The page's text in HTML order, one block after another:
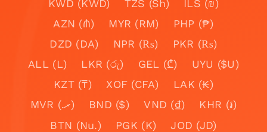
KWD (KWD)
TZS (Sh)
ILS (₪)
AZN (₼)
MYR (RM)
PHP (₱)
DZD (DA)
NPR (₨)
PKR (₨)
ALL (L)
LKR (රු) GEL (₾)
UYU ($U)
KZT (₸)
XOF (CFA)
LAK (₭)
MVR (.ރ)
BND ($) VND (₫)
KHR (៛)
BTN (Nu.)
PGK (K)
JOD (JD)